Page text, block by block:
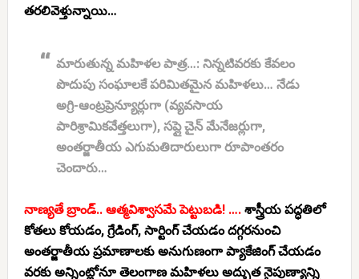
తరలివెళ్తున్నాయి…
మారుతున్న మహిళల పాత్ర…: నిన్నటివరకు కేవలం
పొదుపు సంఘాలకే పరిమితమైన మహిళలు… నేడు
అగ్రి-ఆంట్రప్రెన్యూర్లుగా (వ్యవసాయ
పారిశ్రామికవేత్తలుగా), సప్లై చైన్ మేనేజర్లుగా,
అంతర్జాతీయ ఎగుమతిదారులుగా రూపాంతరం
చెందారు…
నాణ్యతే బ్రాండ్.. ఆత్మవిశ్వాసమే పెట్టుబడి! …. శాస్త్రీయ పద్ధతిలో
కోతలు కోయడం, గ్రేడింగ్, సార్టింగ్ చేయడం దగ్గరనుంచి
అంతర్జాతీయ ప్రమాణాలకు అనుగుణంగా ప్యాకేజింగ్ చేయడం
వరకు అన్నింట్లోనూ తెలంగాణ మహిళలు అద్భుత నైపుణ్యాన్ని